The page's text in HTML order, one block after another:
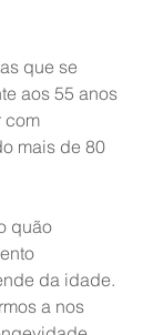
que se
aos 55 anos
com
mais de 80
quão
da idade.
a nos